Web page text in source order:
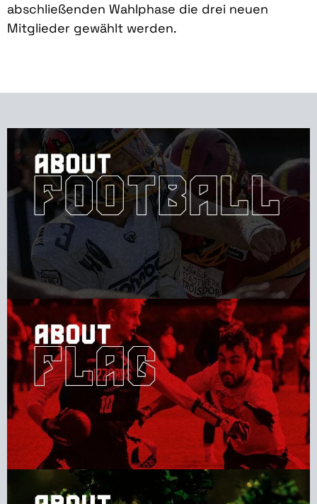
abschließenden Wahlphase die drei neuen
Mitglieder gewählt werden.